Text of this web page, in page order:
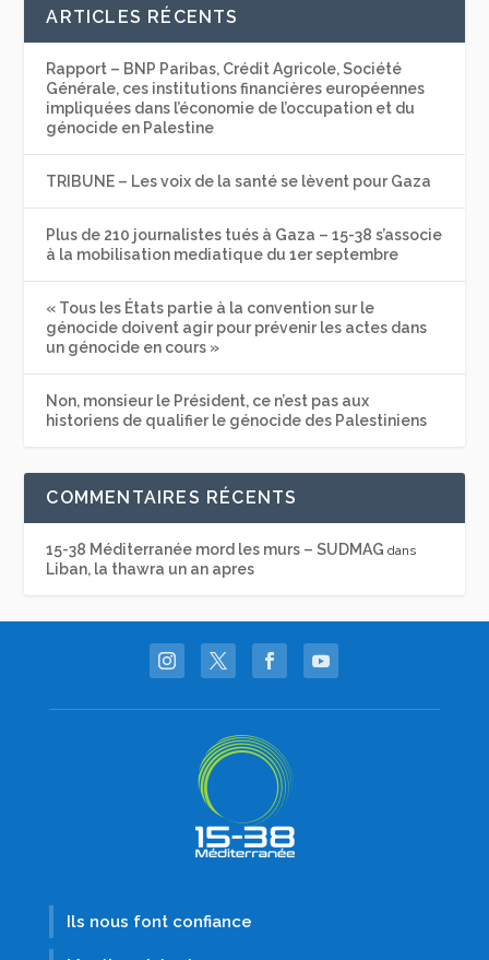
ARTICLES RÉCENTS
Rapport – BNP Paribas, Crédit Agricole, Société
Générale, ces institutions financières européennes
impliquées dans l’économie de l’occupation et du
génocide en Palestine
TRIBUNE – Les voix de la santé se lèvent pour Gaza
Plus de 210 journalistes tués à Gaza – 15-38 s’associe
à la mobilisation mediatique du 1er septembre
« Tous les États partie à la convention sur le
génocide doivent agir pour prévenir les actes dans
un génocide en cours »
Non, monsieur le Président, ce n’est pas aux
historiens de qualifier le génocide des Palestiniens
COMMENTAIRES RÉCENTS
15-38 Méditerranée mord les murs – SUDMAG dans
Liban, la thawra un an apres
Ils nous font confiance